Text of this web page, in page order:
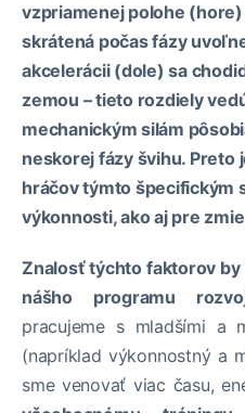
vzpriamenej polohe
skrátená počas fázy
akcelerácii (dole) sa
zemou – tieto rozdiely
mechanickým silám
neskorej fázy švihu. Preto
hráčov týmto špecifickým
výkonnosti, ako aj pre
Znalosť týchto faktorov by
nášho programu
pracujeme s mladšími a
(napríklad výkonnostný a
sme venovať viac času,